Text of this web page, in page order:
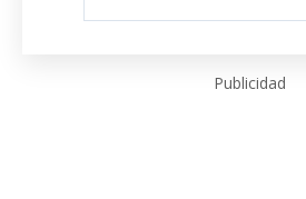
Publicidad